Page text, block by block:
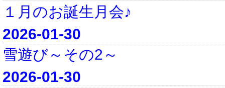
１月のお誕生月会♪
2026-01-30
雪遊び～その2～
2026-01-30